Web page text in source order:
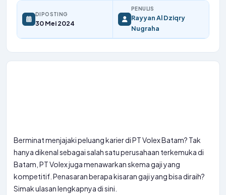
DIPOSTING
30 Mei 2024
PENULIS
Rayyan Al Dziqry
Nugraha
Berminat menjajaki peluang karier di PT Volex Batam? Tak
hanya dikenal sebagai salah satu perusahaan terkemuka di
Batam, PT Volex juga menawarkan skema gaji yang
kompetitif. Penasaran berapa kisaran gaji yang bisa diraih?
Simak ulasan lengkapnya di sini.